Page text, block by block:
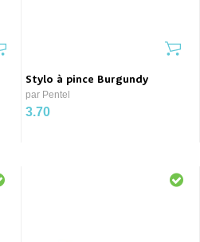
Stylo à pince Burgundy
par Pentel
3.70